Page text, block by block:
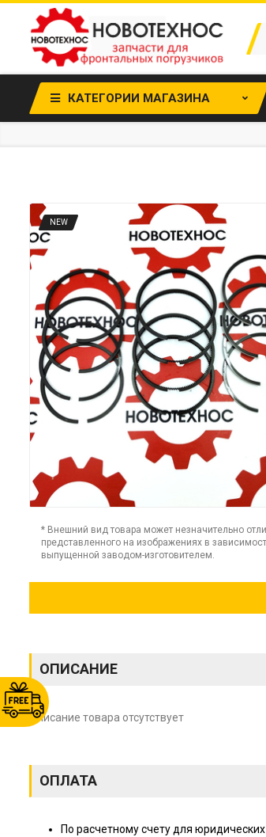
КАТЕГОРИИ МАГАЗИНА
NEW
* Внешний вид товара может незначительно
представленного на изображениях в
выпущенной заводом-изготовителем.
ОПИСАНИЕ
Описание товара отсутствует
ОПЛАТА
По расчетному счету для